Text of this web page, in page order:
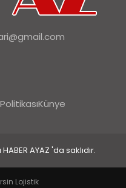
Künye
AYAZ 'da saklıdır.
Lojistik